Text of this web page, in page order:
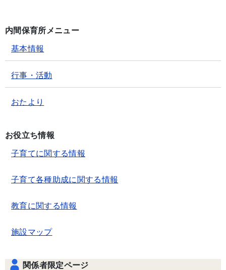
内間保育所メニュー
基本情報
行事・活動
おたより
お役立ち情報
子育てに関する情報
子育て各種助成に関する情報
教育に関する情報
施設マップ
関係者限定ページ